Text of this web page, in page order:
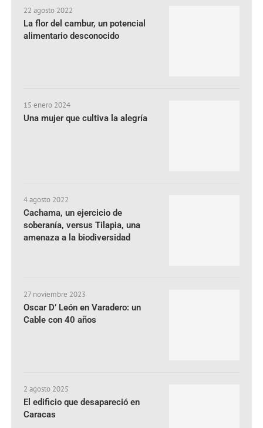
22 agosto 2022
La flor del cambur, un potencial
alimentario desconocido
15 enero 2024
Una mujer que cultiva la alegría
4 agosto 2022
Cachama, un ejercicio de
soberanía, versus Tilapia, una
amenaza a la biodiversidad
27 noviembre 2023
Oscar D’ León en Varadero: un
Cable con 40 años
2 agosto 2025
El edificio que desapareció en
Caracas